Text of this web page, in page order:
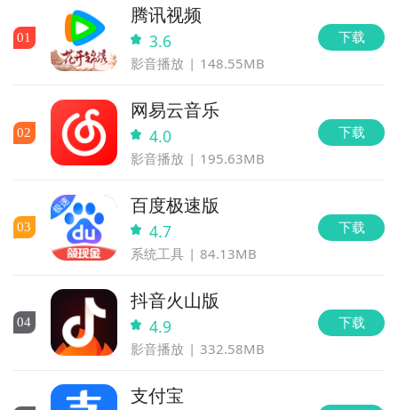
01
腾讯视频
3.6
影音播放 148.55MB
下载
02
网易云音乐
4.0
影音播放 195.63MB
下载
03
百度极速版
4.7
系统工具 84.13MB
下载
04
抖音火山版
4.9
影音播放 332.58MB
下载
支付宝